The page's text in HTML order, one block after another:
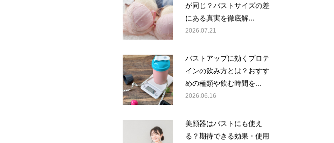
が同じ？バストサイズの差
にある真実を徹底解...
2026.07.21
バストアップに効くプロテ
インの飲み方とは？おすす
めの種類や飲む時間を...
2026.06.16
美顔器はバストにも使え
る？期待できる効果・使用